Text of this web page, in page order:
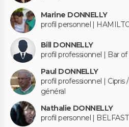
Marine DONNELLY
profil personnel |
Bill DONNELLY
profil professionnel | Bar
Paul DONNELLY
profil professionnel |
général
Nathalie DONNELLY
profil personnel | BELFAST